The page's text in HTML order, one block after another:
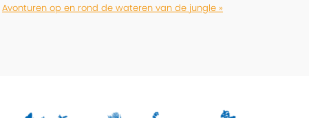
Avonturen op en rond de wateren van de jungle »